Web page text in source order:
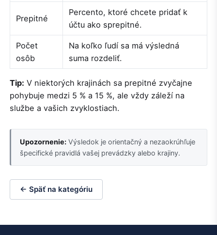
Prepitné
Percento, ktoré chcete pridať k
účtu ako sprepitné.
Počet
osôb
Na koľko ľudí sa má výsledná
suma rozdeliť.
Tip: V niektorých krajinách sa prepitné zvyčajne
pohybuje medzi 5 % a 15 %, ale vždy záleží na
službe a vašich zvyklostiach.
Upozornenie: Výsledok je orientačný a nezaokrúhľuje
špecifické pravidlá vašej prevádzky alebo krajiny.
← Späť na kategóriu